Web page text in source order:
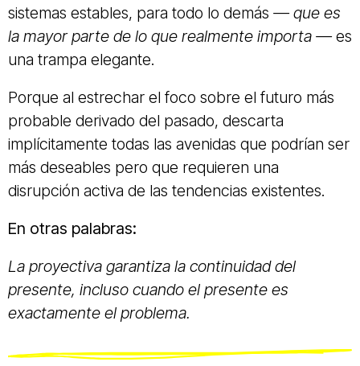
sistemas estables, para todo lo demás — que es
la mayor parte de lo que realmente importa —es
una trampa elegante.
Porque al estrechar el foco sobre el futuro más
probable derivado del pasado, descarta
implícitamente todas las avenidas que podrían ser
más deseables pero que requieren una
disrupción activa de las tendencias existentes.
En otras palabras:
La proyectiva garantiza la continuidad del
presente, incluso cuando el presente es
exactamente el problema.